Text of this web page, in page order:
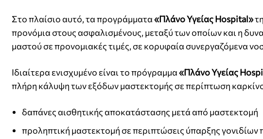
Στο πλαίσιο αυτό, τα προγράμματα«Πλάνο Υγείας Hospital»
προνόμια στους ασφαλισμένους, μεταξύ των οποίων και η
μαστού σε προνομιακές τιμές, σε κορυφαία συνεργαζόμενα
Ιδιαίτερα ενισχυμένο είναι το πρόγραμμα«Πλάνο Υγείας
πλήρη κάλυψη των εξόδων μαστεκτομής σε περίπτωση
δαπάνες αισθητικής αποκατάστασης μετά από μαστεκτομή
προληπτική μαστεκτομή σε περιπτώσεις ύπαρξης γονιδίων